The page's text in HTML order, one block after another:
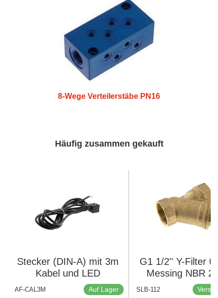
8-Wege Verteilerstäbe PN16
Häufig zusammen gekauft
Stecker (DIN-A) mit 3m
Kabel und LED
AF-CAL3M Auf Lager
G1 1/2'' Y-Filter
Messing NBR
SLB-112